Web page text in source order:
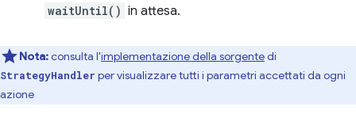
waitUntil() in attesa.
Nota:consulta l'implementazione della sorgentedi
StrategyHandler per visualizzare tutti i parametri accettati da ogni
azione